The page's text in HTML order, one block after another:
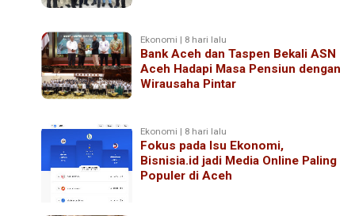
Ekonomi | 8 hari lalu
Bank Aceh dan Taspen Bekali ASN
Aceh Hadapi Masa Pensiun dengan
Wirausaha Pintar
Ekonomi | 8 hari lalu
Fokus pada Isu Ekonomi,
Bisnisia.id jadi Media Online Paling
Populer di Aceh